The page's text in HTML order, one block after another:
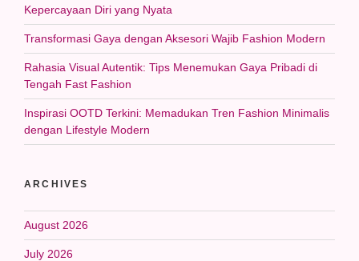
Kepercayaan Diri yang Nyata
Transformasi Gaya dengan Aksesori Wajib Fashion Modern
Rahasia Visual Autentik: Tips Menemukan Gaya Pribadi di
Tengah Fast Fashion
Inspirasi OOTD Terkini: Memadukan Tren Fashion Minimalis
dengan Lifestyle Modern
ARCHIVES
August 2026
July 2026